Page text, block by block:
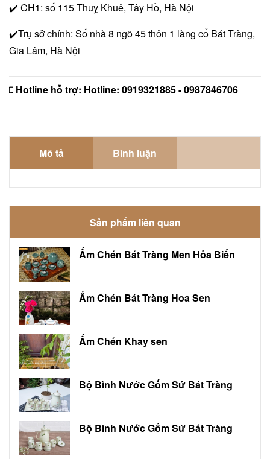
✔️ CH1: số 115 Thuỵ Khuê, Tây Hồ, Hà Nội
✔️Trụ sở chính: Số nhà 8 ngõ 45 thôn 1 làng cổ Bát Tràng,
Gia Lâm, Hà Nội
Hotline hỗ trợ: Hotline: 0919321885 - 0987846706
Mô tả Bình luận
Sản phẩm liên quan
Ấm Chén Bát Tràng Men Hỏa Biến
Ấm Chén Bát Tràng Hoa Sen
Ấm Chén Khay sen
Bộ Bình Nước Gốm Sứ Bát Tràng
Bộ Bình Nước Gốm Sứ Bát Tràng